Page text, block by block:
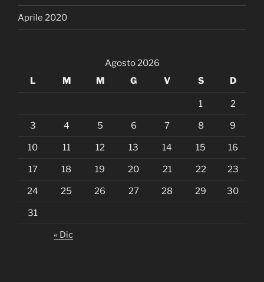
Aprile 2020
Agosto 2026
L
M M G V S D
1 2
3 4 5 6 7 8 9
10 11 12 13 14 15 16
17 18 19 20 21 22 23
24 25 26 27 28 29 30
31
« Dic